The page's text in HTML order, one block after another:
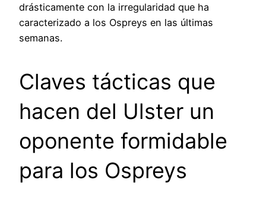
drásticamente con la irregularidad que ha
caracterizado a los Ospreys en las últimas
semanas.
Claves tácticas que
hacen del Ulster un
oponente formidable
para los Ospreys